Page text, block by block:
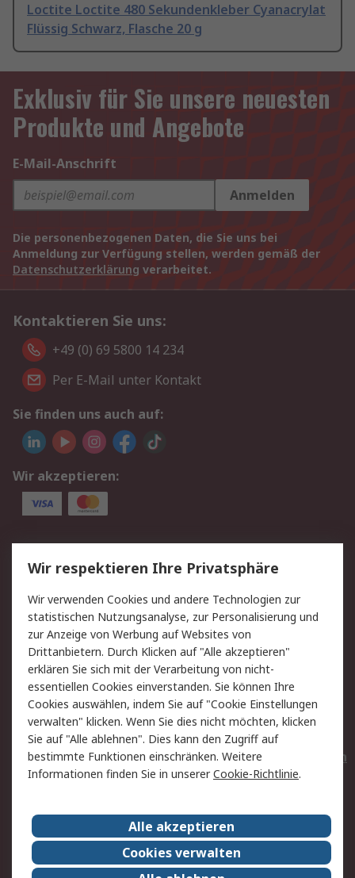
Loctite Loctite 480 Sekundenkleber Cyanacrylat
Flüssig Schwarz, Flasche 20 g
Exklusiv für Sie unsere neuesten
Produkte und Angebote
E-Mail-Anschrift
Anmelden
Die personenbezogenen Daten, die Sie uns bei
Anmeldung zur Verfügung stellen, werden gemäß der
Datenschutzerklärung verarbeitet.
Kontaktieren Sie uns:
+49 (0) 69 5800 14 234
Per E-Mail unter Kontakt
Sie finden uns auch auf:
Wir akzeptieren:
Service
Value Added Services
Lieferlösungen
Rücksendungen
Kontakt
Hilfe
Privatkunden
Rechtliches
AGB
Datenschutz
Cookie-Richtlinie
Zahlungsbedingungen
Copyright/Impressum
Entsorgung
Elektrogeräte/Batterien
RS weltweit
Karriere bei RS
Nachhaltigkeit
Qualität/Umwelt/ZertifikatePresse-Center
Wir respektieren Ihre Privatsphäre
Wir verwenden Cookies und andere Technologien zur
statistischen Nutzungsanalyse, zur Personalisierung und
zur Anzeige von Werbung auf Websites von
Drittanbietern. Durch Klicken auf "Alle akzeptieren"
erklären Sie sich mit der Verarbeitung von nicht-
essentiellen Cookies einverstanden. Sie können Ihre
Cookies auswählen, indem Sie auf "Cookie Einstellungen
verwalten" klicken. Wenn Sie dies nicht möchten, klicken
Sie auf "Alle ablehnen". Dies kann den Zugriff auf
bestimmte Funktionen einschränken. Weitere
Informationen finden Sie in unsererCookie-Richtlinie.
Alle akzeptieren
Cookies verwalten